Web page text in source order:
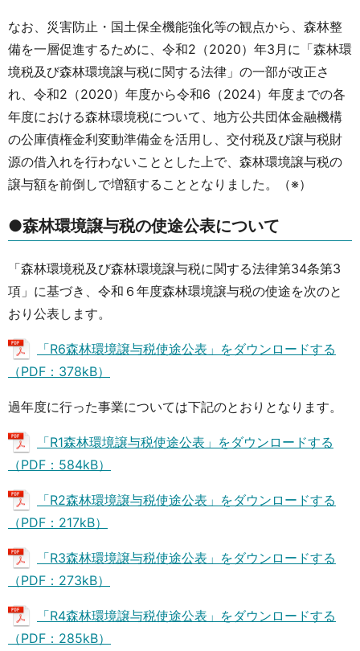
なお、災害防止・国土保全機能強化等の観点から、森林整
備を一層促進するために、令和2（2020）年3月に「森林環
境税及び森林環境譲与税に関する法律」の一部が改正さ
れ、令和2（2020）年度から令和6（2024）年度までの各
年度における森林環境税について、地方公共団体金融機構
の公庫債権金利変動準備金を活用し、交付税及び譲与税財
源の借入れを行わないこととした上で、森林環境譲与税の
譲与額を前倒しで増額することとなりました。（※）
●森林環境譲与税の使途公表について
「森林環境税及び森林環境譲与税に関する法律第34条第3
項」に基づき、令和６年度森林環境譲与税の使途を次のと
おり公表します。
「R6森林環境譲与税使途公表」をダウンロードする
（PDF：378kB）
過年度に行った事業については下記のとおりとなります。
「R1森林環境譲与税使途公表」をダウンロードする
（PDF：584kB）
「R2森林環境譲与税使途公表」をダウンロードする
（PDF：217kB）
「R3森林環境譲与税使途公表」をダウンロードする
（PDF：273kB）
「R4森林環境譲与税使途公表」をダウンロードする
（PDF：285kB）